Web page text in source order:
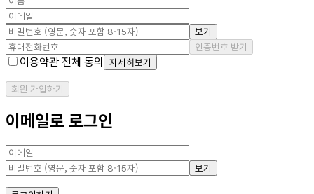
보기
인증번호 받기
이용약관 전체 동의 자세히보기
회원 가입하기
이메일로 로그인
보기